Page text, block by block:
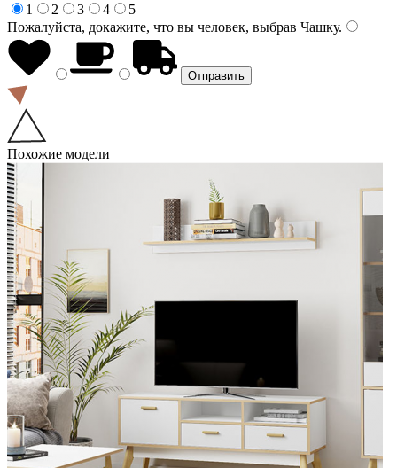
1
2 3 4
5
Пожалуйста, докажите, что вы человек, выбрав Чашку.
Похожие модели